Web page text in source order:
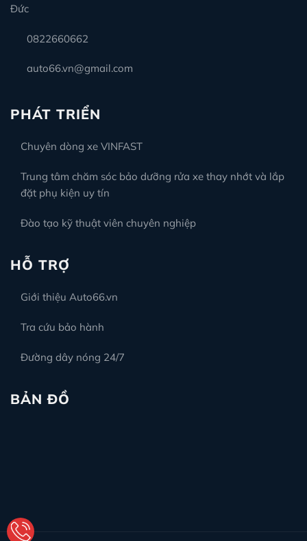
Đức
0822660662
auto66.vn@gmail.com
PHÁT TRIỂN
Chuyên dòng xe VINFAST
Trung tâm chăm sóc bảo dưỡng rửa xe thay nhớt và lắp
đặt phụ kiện uy tín
Đào tạo kỹ thuật viên chuyên nghiệp
HỖ TRỢ
Giới thiệu Auto66.vn
Tra cứu bảo hành
Đường dây nóng 24/7
BẢN ĐỒ